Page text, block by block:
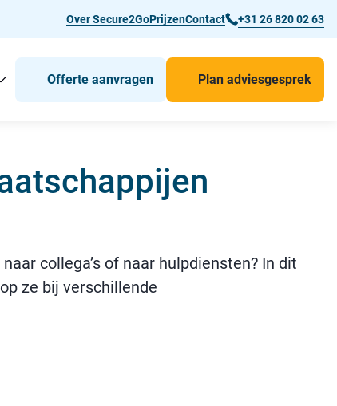
Over Secure2GoPrijzenContact +31 26 820 02 63
down & BHV Alarmering
Submenu voor Voor wie
Toon Submenu voor Toepassingen
Offerte aanvragen Plan adviesgesprek
collega’s of naar hulpdiensten? In dit
ze bij verschillende